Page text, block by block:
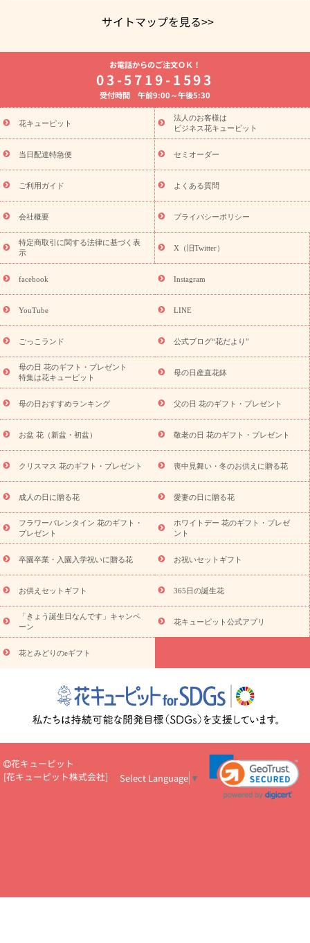
サイトマップを見る>>
よく贈られる花
お祝いの花特集
誕生日フラワーギフト特集
8月の誕生花(トルコキキョウ)
開店・開業祝い
お供え・お悔やみ お供え・お悔やみの花
通夜・葬儀に贈る花 胡蝶蘭・花鉢
ーブドフラワー
季節のイベント
ひまわり ギフト・プレゼント
特集
お盆 花（新盆・初盆） 季節のイベント
お盆 花（新
盆・初盆）
お盆 花（新盆・初盆）
お盆・お供え 花とセットギ
フト
お盆・お供え プリザーブドフラワー
ひまわり ギフト・プ
レゼント特集
夏の花贈り・お中元・暑中見舞い 花のギフト特集
敬老の日におくる花ギフト・プレゼント特集
花ギフト・プレゼント特集
敬老の日 花のおすすめランキング
敬
老の日 花鉢植えのギフト・プレゼント特集
敬老の日 花とセットギ
フト・プレゼント特集
敬老の日の花 全てのギフト一覧
キャン
ペーン
映画『ウォーターガーディアンズ』コラボキャンペーン
「きょう誕生日なんです」キャンペーン
誕生日の花を探す
誕生日フラワーギフト 誕生日フラワーギフト特集
9月の誕生花(リンドウ)
ら探す
お祝いの花特集 当日配達特急便 お祝い商品一覧
念日
結婚祝い 出産祝い 退院祝い・快気祝い
寿祝い
プチギフト ペットのお祝いフラワー
供え・お悔やみ商品一覧
お供え・お悔やみの花
四十九日法要以
降に贈る花
通夜・葬儀に贈る花
お供え お花とセットギフト
お供え プリザーブドフラワー
ペットのお供えフラワー
お盆（新
盆・初盆）
その他 お祝い返し お見舞い
お取り寄せギフト
ビジネス用
ご自宅用 観葉植物 ミディ胡蝶蘭
プリザーブ
ドフラワー
スタイルから探す アレンジメント 花束
スタ
ンド花
お祝い お供え・お悔やみ 胡蝶蘭 胡蝶蘭・花鉢
ディ胡蝶蘭・お祝い
ミディ胡蝶蘭・お供え
世界初の青色胡蝶蘭
観葉植物
観葉植物 産直多肉植物
プリザーブドフラワー
お祝い
お供え・お悔やみ 花とセットギフト
セミオーダー
プチギフト（hanamore -ハナモア-）
花とみどりのeギフト
キューピットのeGfit
カラー ピンク イエローオレンジ
レッ
ド
お花の種類 トルコキキョウ
お祝い お祝い・3000円～ お祝い・4000円～
お祝い・
5000円～
お祝い・7000円～ お祝い・ 10000円～
お供え・お
悔やみ
円～
お供え・お悔やみ・
読み物
いのマナー
定年退職祝いのマナー
お祝いを贈るときのマナー・
花キューピットのお祝いコラム一覧
誕生日のお花を「色
彩心理学」で選ぶ方法
結婚祝いの予算相場
出産祝いお役立ち情
ール
新築引っ越し祝いコラム お祝い花のマナー総まとめ
職
場上司や先輩へ贈るお祝い花の正解は？
開店祝いの花 選び方ガイ
あり)
花キューピット×専門家
CO2排出量削減 / SDGsを考える
お電話からのご注文ＯＫ！
03-5719-1593
受付時間 午前9:00～午後5:30
花キューピット
法人のお客様は
ビジネス花キューピット
当日配達特急便 セミオーダー
ご利用ガイド よくある質問
会社概要 プライバシーポリシー
特定商取引に関する法律に基づく表
示
X（旧Twitter）
facebook Instagram
YouTube LINE
ごっこランド 公式ブログ“花だより”
母の日 花のギフト・プレゼント
特集は花キューピット
母の日産直花鉢
母の日おすすめランキング 父の日 花のギフト・プレゼント
お盆 花（新盆・初盆） 敬老の日 花のギフト・プレゼント
クリスマス 花のギフト・プレゼント 喪中見舞い・冬のお供えに贈る花
成人の日に贈る花 愛妻の日に贈る花
フラワーバレンタイン 花のギフト・
プレゼント
ホワイトデー 花のギフト・プレゼ
ント
卒園卒業・入園入学祝いに贈る花 お祝いセットギフト
お供えセットギフト 365日の誕生花
「きょう誕生日なんです」キャンペ
ーン
花キューピット公式アプリ
花とみどりのeギフト
花キューピット
[花キューピット株式会社] Select Language ▼